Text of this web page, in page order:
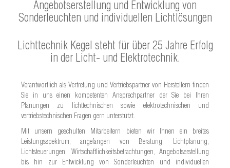
Angebotserstellung und Entwicklung von
Sonderleuchten und individuellen Lichtlösungen
Lichttechnik Kegel steht für über 25 Jahre Erfolg
in der Licht- und Elektrotechnik.
Verantwortlich als Vertretung und Vertriebspartner von Herstellern finden
Sie in uns einen kompetenten Ansprechpartner der Sie bei Ihren
Planungen zu lichttechnischen sowie elektrotechnischen und
vertriebstechnischen Fragen gern unterstützt.
Mit unsern geschulten Mitarbeitern bieten wir Ihnen ein breites
Leistungsspektrum, angefangen von Beratung, Lichtplanung,
Lichtsteuerungen, Wirtschaftlichkeitsbetrachtungen, Angebotserstellung
bis hin zur Entwicklung von Sonderleuchten und individuellen